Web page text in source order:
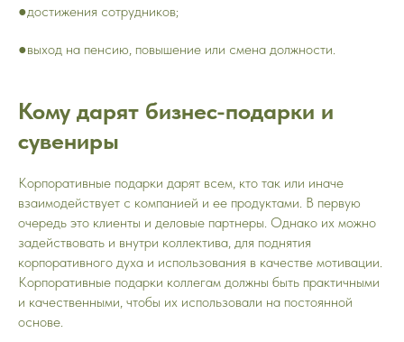
●достижения сотрудников;
●выход на пенсию, повышение или смена должности.
Кому дарят бизнес-подарки и
сувениры
Корпоративные подарки дарят всем, кто так или иначе
взаимодействует с компанией и ее продуктами. В первую
очередь это клиенты и деловые партнеры. Однако их можно
задействовать и внутри коллектива, для поднятия
корпоративного духа и использования в качестве мотивации.
Корпоративные подарки коллегам должны быть практичными
и качественными, чтобы их использовали на постоянной
основе.